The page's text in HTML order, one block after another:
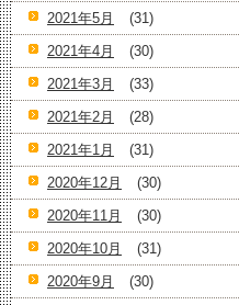
2021年5月
(31)
2021年4月
(30)
2021年3月
(33)
2021年2月
(28)
2021年1月
(31)
2020年12月
(30)
2020年11月
(30)
2020年10月
(31)
2020年9月
(30)